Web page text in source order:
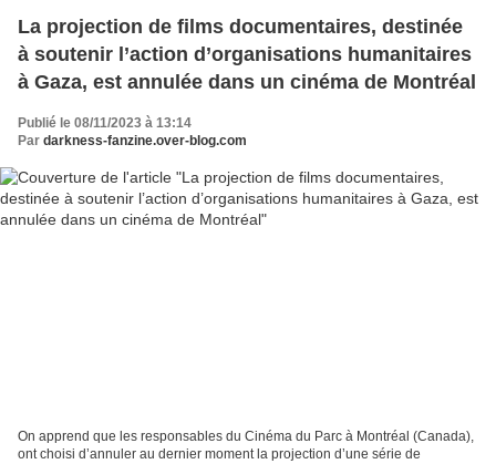
La projection de films documentaires, destinée
à soutenir l’action d’organisations humanitaires
à Gaza, est annulée dans un cinéma de Montréal
Publié le 08/11/2023 à 13:14
Par darkness-fanzine.over-blog.com
On apprend que les responsables du Cinéma du Parc à Montréal (Canada),
ont choisi d’annuler au dernier moment la projection d’une série de